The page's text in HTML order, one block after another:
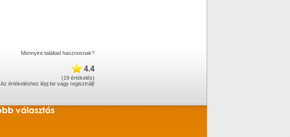
Mennyire találtad hasznosnak?
4.4
(19 értékelés)
Az értékeléshez lépj be vagy regisztrálj!